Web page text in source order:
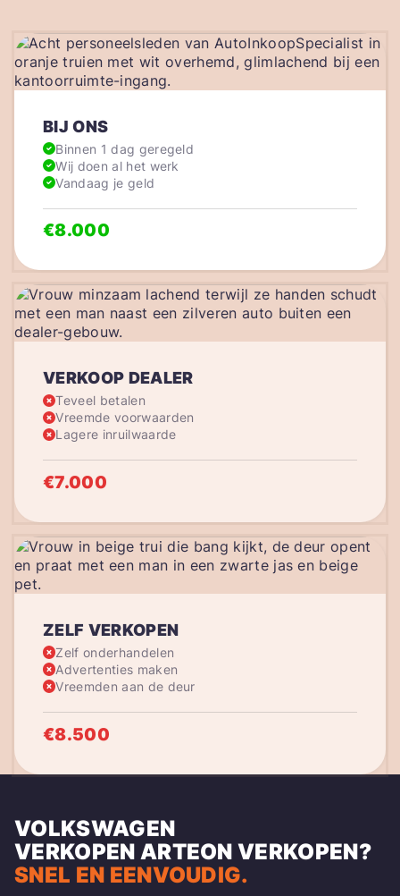
VERKOOP DEALER
Teveel betalen
Vreemde voorwaarden
Lagere inruilwaarde
€7.000
BIJ ONS
Binnen 1 dag geregeld
Wij doen al het werk
Vandaag je geld
€8.000
ZELF VERKOPEN
Zelf onderhandelen
Advertenties maken
Vreemden aan de deur
€8.500
VOLKSWAGEN
VERKOPEN ARTEON VERKOPEN?
SNEL EN EENVOUDIG.